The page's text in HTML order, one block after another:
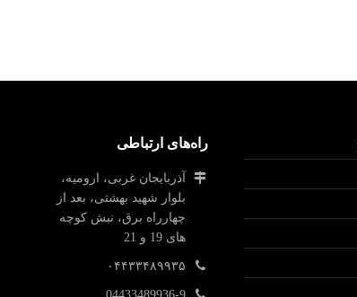
راه‌های ارتباطی
آذربایجان غربی، ارومیه،
بلوار شهید بهشتی، بعد از
چهارراه برق، نبش کوچه
های 19 و 21
۰۴۴۳۳۴۸۹۹۳۵